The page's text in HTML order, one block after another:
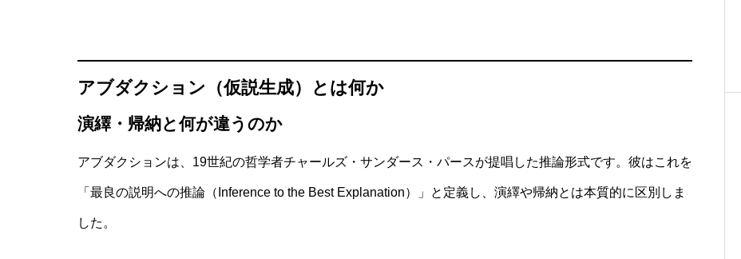
抽象語に残る「感覚の痕跡」とは？言語モデルと感覚モデルの性能を分ける境界を探る研究設計
アブダクション（仮説生成）とは何か
演繹・帰納と何が違うのか
アブダクションは、19世紀の哲学者チャールズ・サンダース・パースが提唱した推論形式です。彼はこれを
「最良の説明への推論（Inference to the Best Explanation）」と定義し、演繹や帰納とは本質的に区別しま
した。